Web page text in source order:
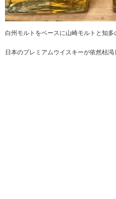
白州モルトをベースに山崎モルトと知
日本のプレミアムウイスキーが依然枯